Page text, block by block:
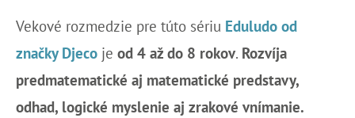
Vekové rozmedzie pre túto sériu Eduludo od
značky Djeco je od 4 až do 8 rokov. Rozvíja
predmatematické aj matematické predstavy,
odhad, logické myslenie aj zrakové vnímanie.